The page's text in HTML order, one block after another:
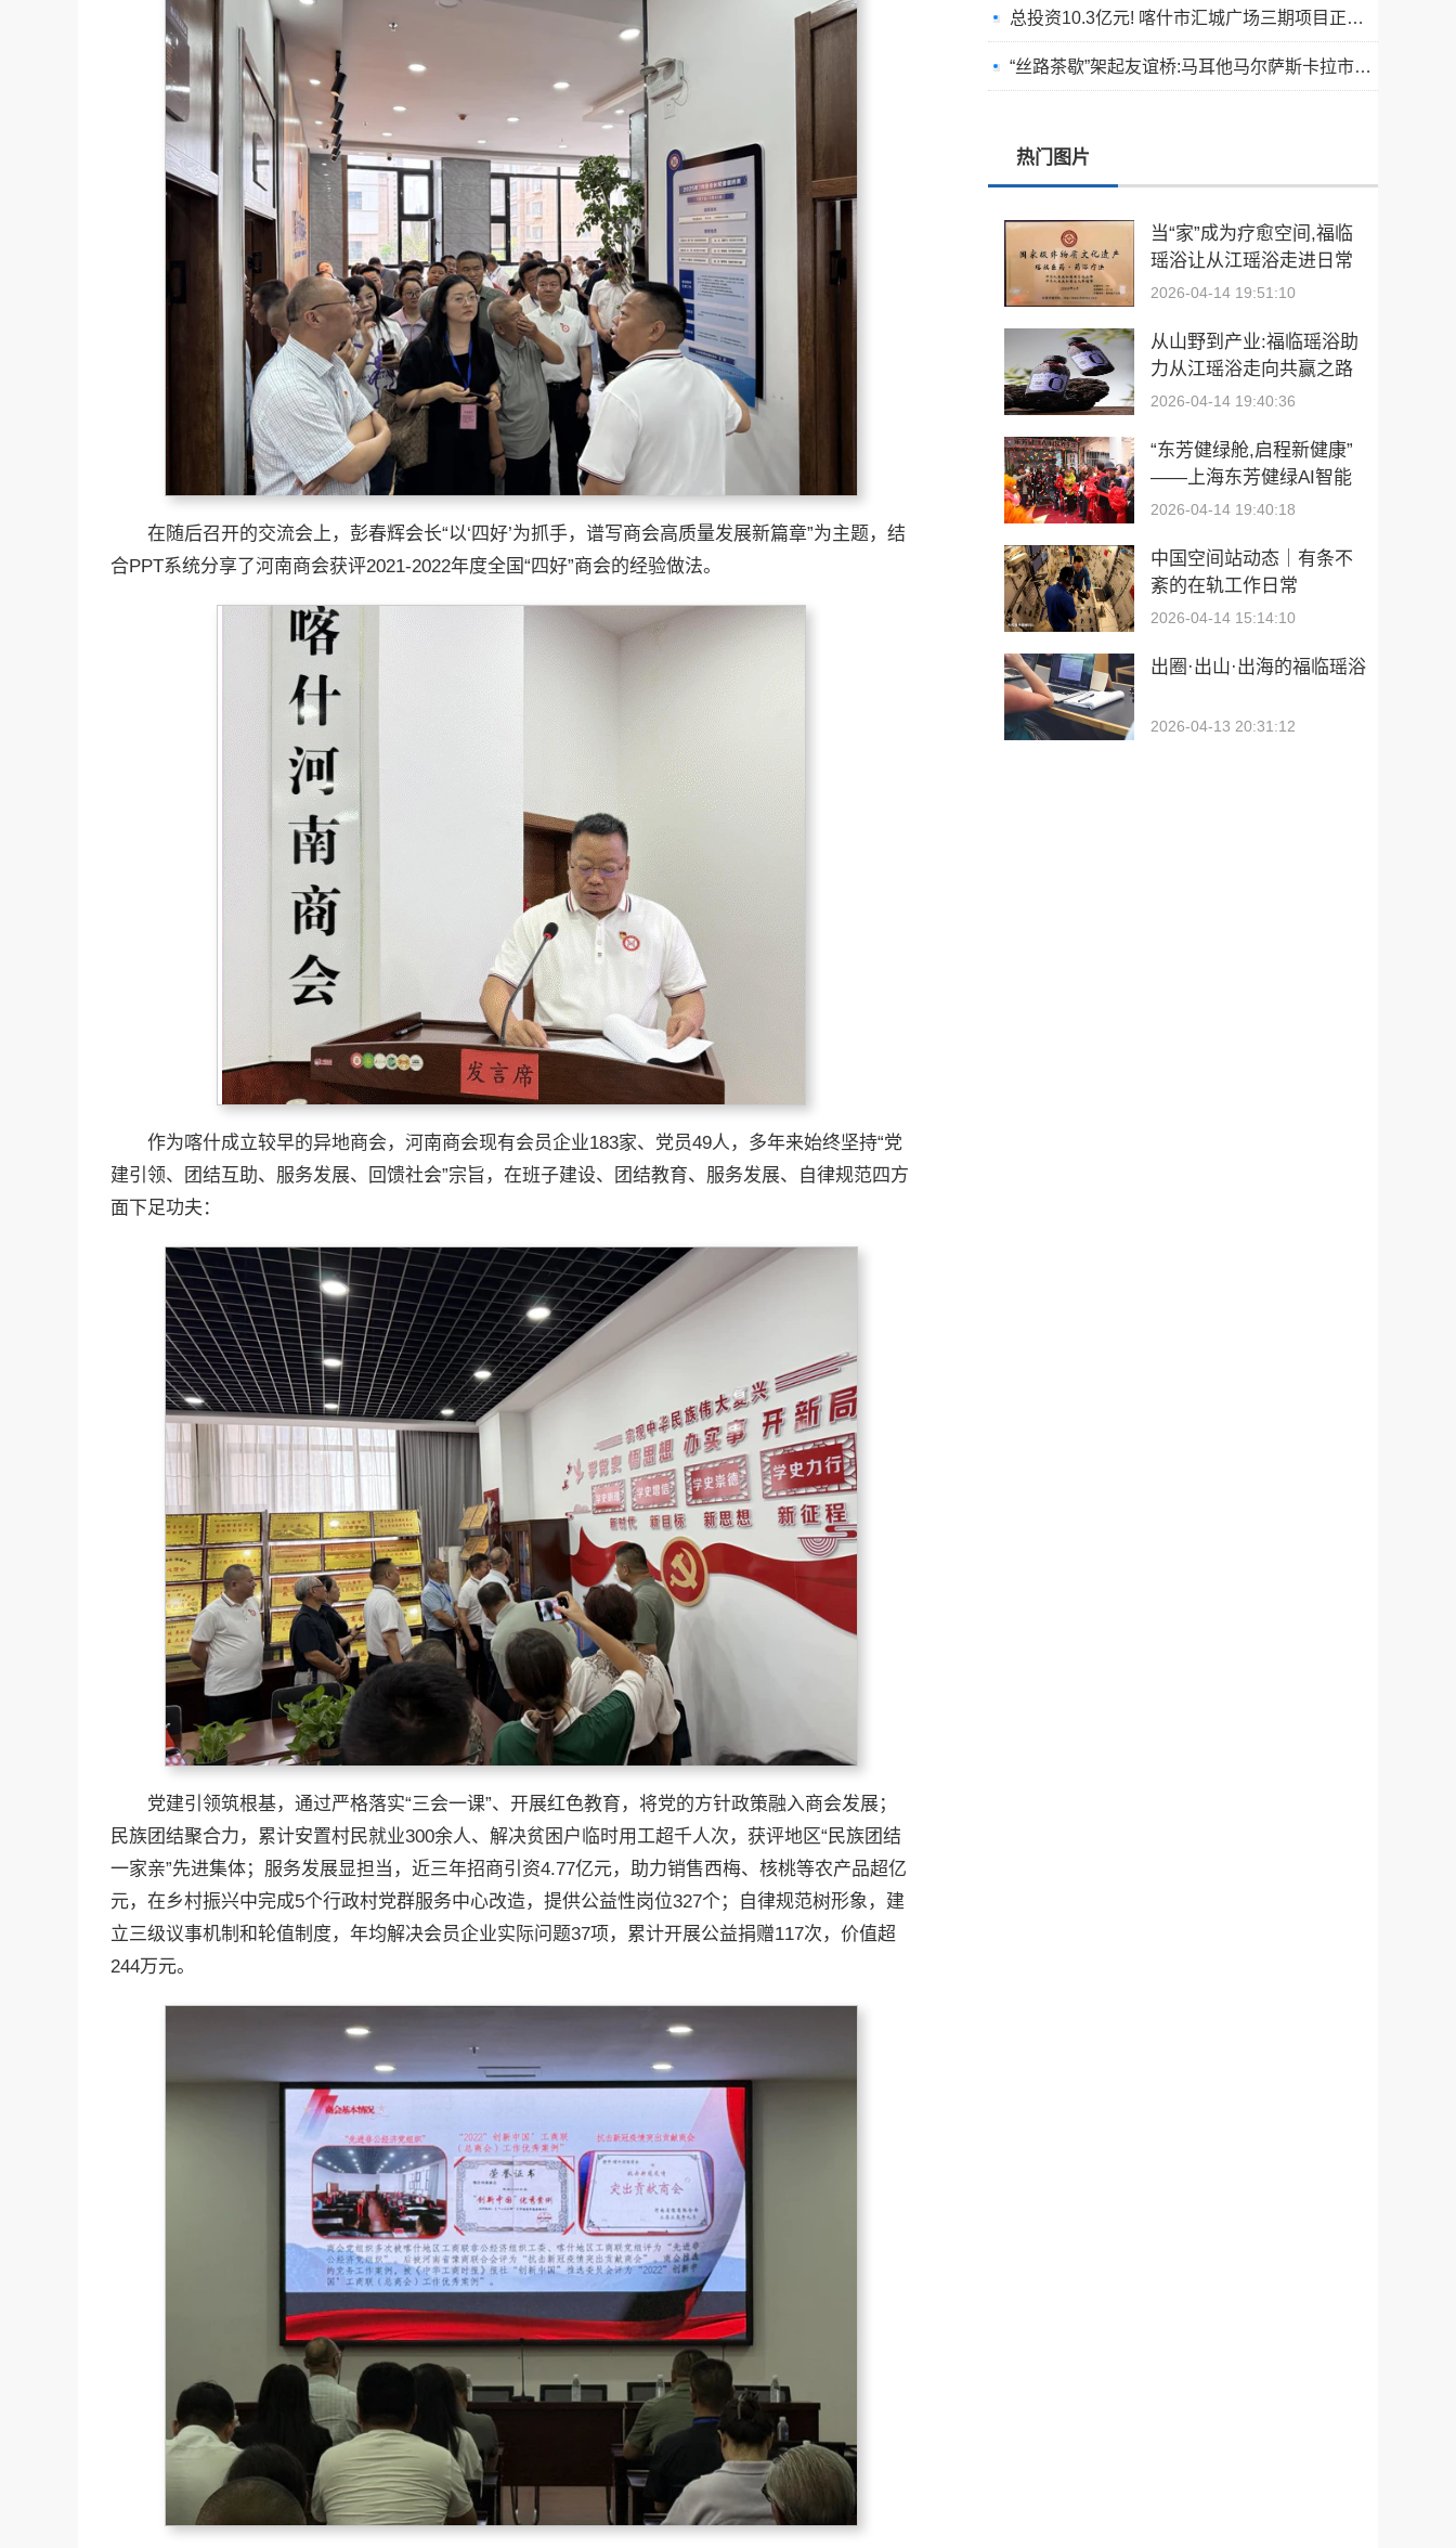
在随后召开的交流会上，彭春辉会长“以‘四好’为抓手，谱写商会高质量发展新篇章”为主题，结
合PPT系统分享了河南商会获评2021-2022年度全国“四好”商会的经验做法。
作为喀什成立较早的异地商会，河南商会现有会员企业183家、党员49人，多年来始终坚持“党
建引领、团结互助、服务发展、回馈社会”宗旨，在班子建设、团结教育、服务发展、自律规范四方
面下足功夫：
党建引领筑根基，通过严格落实“三会一课”、开展红色教育，将党的方针政策融入商会发展；
民族团结聚合力，累计安置村民就业300余人、解决贫困户临时用工超千人次，获评地区“民族团结
一家亲”先进集体；服务发展显担当，近三年招商引资4.77亿元，助力销售西梅、核桃等农产品超亿
元，在乡村振兴中完成5个行政村党群服务中心改造，提供公益性岗位327个；自律规范树形象，建
立三级议事机制和轮值制度，年均解决会员企业实际问题37项，累计开展公益捐赠117次，价值超
244万元。
总投资10.3亿元! 喀什市汇城广场三期项目正式开工
“丝路茶歇”架起友谊桥:马耳他马尔萨斯卡拉市友城代表团访问景德镇
张雪峰事件和慢病逆转抗衰运动健康
從“建國方略”到“十五五”的偉大跨越 獻給孫中山誕辰160周年暨鄭麗文訪陸
热门图片
当“家”成为疗愈空间,福临
瑶浴让从江瑶浴走进日常
生活
2026-04-14 19:51:10
从山野到产业:福临瑶浴助
力从江瑶浴走向共赢之路
2026-04-14 19:40:36
“东芳健绿舱,启程新健康”
——上海东芳健绿AI智能
养身舱品牌发布会圆满成
2026-04-14 19:40:18
中国空间站动态｜有条不
紊的在轨工作日常
2026-04-14 15:14:10
出圈·出山·出海的福临瑶浴
2026-04-13 20:31:12